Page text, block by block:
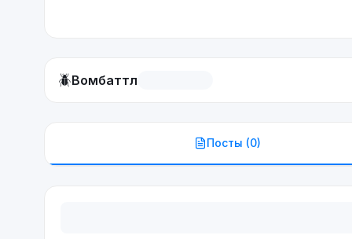
🪲Вомбаттл
Посты (0)